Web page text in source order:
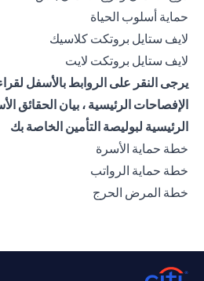
حماية أسلوب الحياة
لايف ستايل بروتكت كلاسيك
لايف ستايل بروتكت لايت
يرجى النقر على الروابط بالأسفل
الإفصاحات الرئيسية ، بيان الحقائق
الرئيسية لبوليصة التأمين الخاصة بك
خطة حماية الأسرة
خطة حماية الرواتب
خطة المرض الحرج